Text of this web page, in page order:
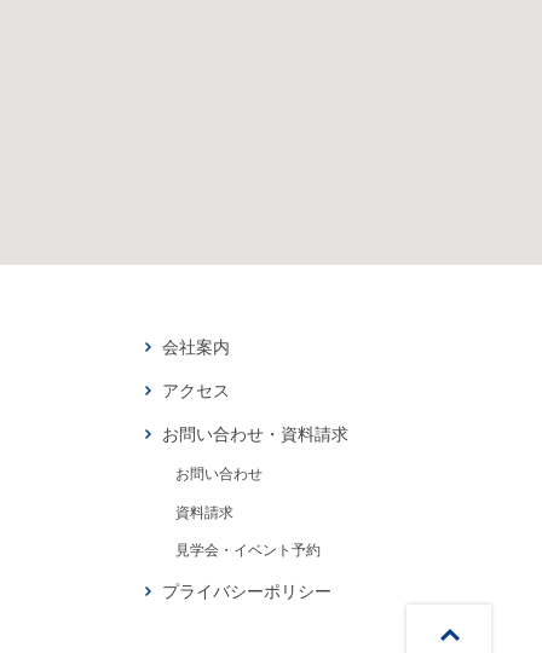
会社案内
アクセス
お問い合わせ・資料請求
お問い合わせ
資料請求
見学会・イベント予約
プライバシーポリシー